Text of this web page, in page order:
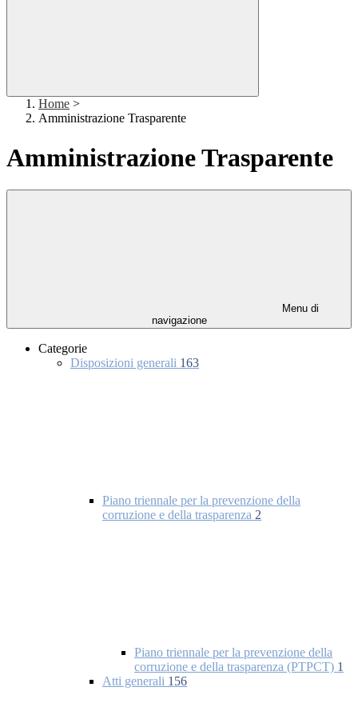
Home >
Amministrazione Trasparente
Amministrazione Trasparente
Menu di
navigazione
Categorie
Disposizioni generali 163
Piano triennale per la prevenzione della
corruzione e della trasparenza 2
Piano triennale per la prevenzione della
corruzione e della trasparenza (PTPCT) 1
Atti generali 156